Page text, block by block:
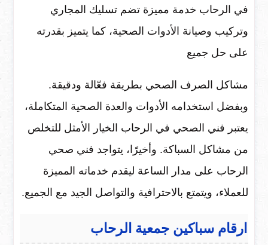
في الرحاب خدمة مميزة تضم تسليك المجاري
وتركيب وصيانة الأدوات الصحية، كما يتميز بقدرته
على حل جميع
مشاكل الصرف الصحي بطريقة فعّالة ودقيقة.
وبفضل استخدامه الأدوات والعدة الصحية المتكاملة،
يعتبر فني الصحي في الرحاب الخيار الأمثل للتخلص
من مشاكل السباكة. وأخيرًا، يتواجد فني صحي
الرحاب على مدار الساعة ليقدم خدماته المميزة
للعملاء، ويتمتع بالاحترافية والتواصل الجيد مع الجميع.
ارقام سباكين جمعية الرحاب